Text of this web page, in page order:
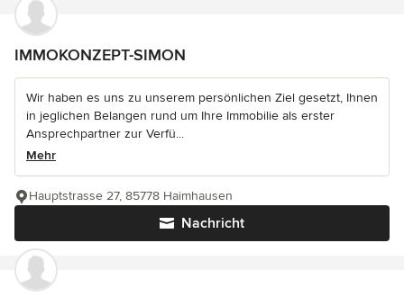
IMMOKONZEPT-SIMON
Wir haben es uns zu unserem persönlichen Ziel gesetzt, Ihnen
in jeglichen Belangen rund um Ihre Immobilie als erster
Ansprechpartner zur Verfü...
Mehr
Nachricht
Hauptstrasse 27, 85778 Haimhausen